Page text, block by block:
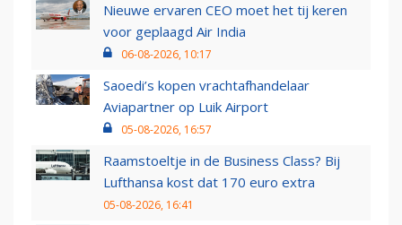
Nieuwe ervaren CEO moet het tij keren
voor geplaagd Air India
06-08-2026, 10:17
Saoedi’s kopen vrachtafhandelaar
Aviapartner op Luik Airport
05-08-2026, 16:57
Raamstoeltje in de Business Class? Bij
Lufthansa kost dat 170 euro extra
05-08-2026, 16:41